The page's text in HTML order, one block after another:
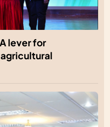
lever for